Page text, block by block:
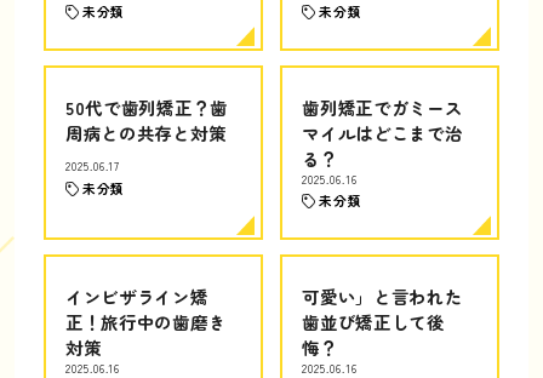
未分類 未分類
50代で歯列矯正？歯
周病との共存と対策
2025.06.17
未分類
歯列矯正でガミース
マイルはどこまで治
る？
2025.06.16
未分類
インビザライン矯
正！旅行中の歯磨き
対策
2025.06.16
可愛い」と言われた
歯並び矯正して後
悔？
2025.06.16